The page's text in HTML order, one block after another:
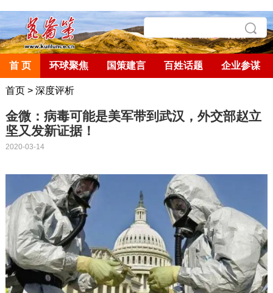
首 页 环球聚焦 国策建言 百姓话题 企业参谋
首页> 深度评析
金微：病毒可能是美军带到武汉，外交部赵立
坚又发新证据！
2020-03-14